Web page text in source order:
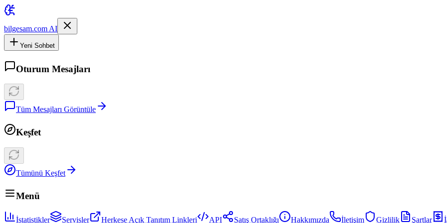
bilgesam.com AI
Yeni Sohbet
Oturum Mesajları
Tüm Mesajları Görüntüle
Keşfet
Tümünü Keşfet
Menü
İstatistikler Servisler Herkese Açık Tanıtım Linkleri API Satış Ortaklığı Hakkımızda İletişim Gizlilik Şartlar